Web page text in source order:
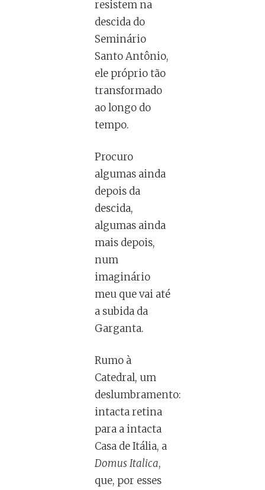
resistem na
descida do
Seminário
Santo Antônio,
ele próprio tão
transformado
ao longo do
tempo.
Procuro
algumas ainda
depois da
descida,
algumas ainda
mais depois,
num
imaginário
meu que vai até
a subida da
Garganta.
Rumo à
Catedral, um
deslumbramento:
intacta retina
para a intacta
Casa de Itália, a
Domus Italica,
que, por esses